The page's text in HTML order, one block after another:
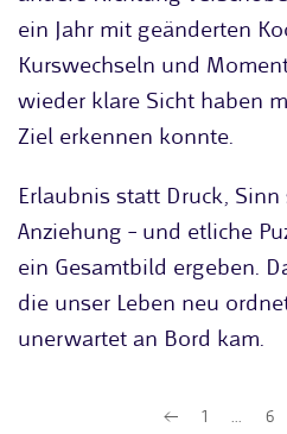
ein Jahr mit geänderten
Kurswechseln und
wieder klare Sicht haben
Ziel erkennen konnte.
Erlaubnis statt Druck,
Anziehung – und etliche
ein Gesamtbild ergeben.
die unser Leben neu
unerwartet an Bord kam.
1 6